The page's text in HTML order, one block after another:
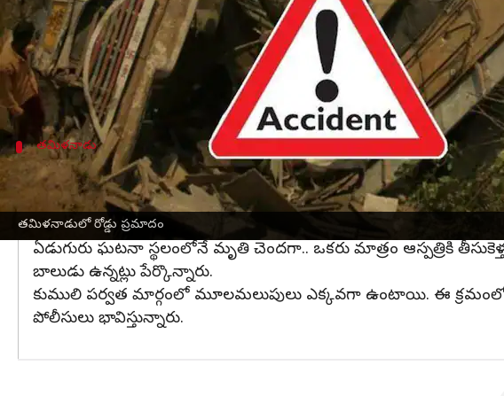
తమిళనాడులో రోడ్డు ప్రమాదం
తమిళనాడులోని తేని జిల్లాలో ఘోర రోడ్డు ప్రమాదం జరిగింది. ఈ
అడుగుల లోయలోకి దూసుకెళ్లడంతో ఈ ప్రమాదం జరిగింది. ఈ
తమిళనాడులోని అండిపట్టి సమీపంలోని సన్ముగసుందరపురం గ్రామానికి
తమిళనాడు
డ్రైవర్ నిద్రమత్తులో..!
తేని జిల్లాలోని కుములి పర్వత మార్గంలో ఈ ప్రమాదం జరిగింది. విషయం
చేశారు.
ఏడుగురు ఘటనా స్థలంలోనే మృతి చెందగా.. ఒకరు మాత్రం ఆస్పత్రికి
బాలుడు ఉన్నట్లు పేర్కొన్నారు.
కుములి పర్వత మార్గంలో మూలమలుపులు ఎక్కవగా ఉంటాయి. ఈ
పోలీసులు భావిస్తున్నారు.